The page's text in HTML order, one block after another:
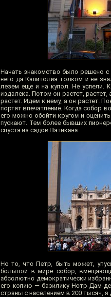
Начать знакомство было решено
него да Капитолия толком и не
лезем еще и на купол. Не успели.
издалека. Потом он растет,
растет. Идем к нему, а он растет.
портят впечатление. Когда собор
его можно обойти кругом и
пускают. Тем более бывших
спустя из садов Ватикана.
Но то, что Петр, быть может,
большой в мире собор,
абсолютно демократически
его копию — базилику Нотр-Дам-
страны с населением в 200 тысяч,